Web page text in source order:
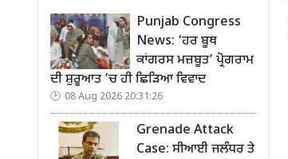
Punjab Congress
News: ‘ਹਰ ਬੂਥ
ਕਾਂਗਰਸ ਮਜ਼ਬੂਤ’ ਪ੍ਰੋਗਰਾਮ
ਦੀ ਸ਼ੁਰੂਆਤ ’ਚ ਹੀ ਛਿੜਿਆ ਵਿਵਾਦ
08 Aug 2026 20:31:26
Grenade Attack
Case: ਸੀਆਈ ਜਲੰਧਰ ਤੇ